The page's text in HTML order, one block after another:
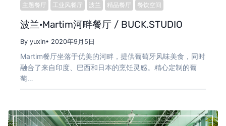
主题餐厅 工业风餐厅 波兰 精品餐厅 餐饮空间
波兰·Martim河畔餐厅 / BUCK.STUDIO
By yuxin• 2020年9月5日
Martim餐厅坐落于优美的河畔，提供葡萄牙风味美食，同时
融合了来自印度、巴西和日本的烹饪灵感。精心定制的葡
萄…